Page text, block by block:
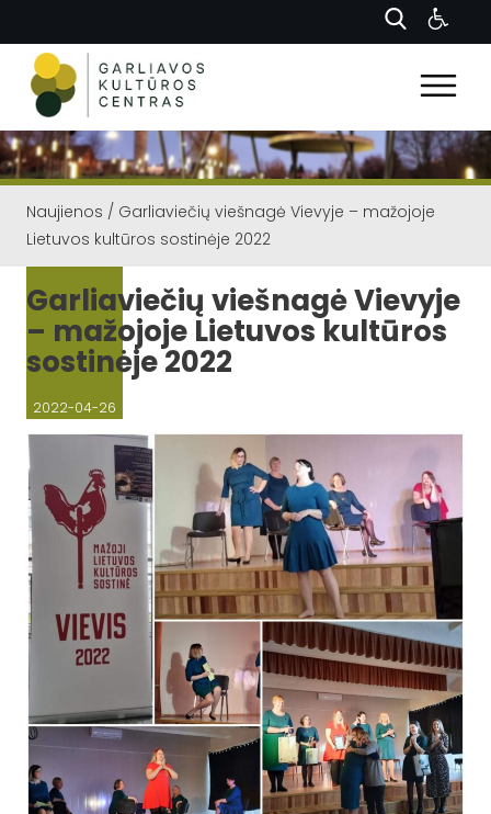
Naujienos / Garliaviečių viešnagė Vievyje – mažojoje
Lietuvos kultūros sostinėje 2022
Garliaviečių viešnagė Vievyje
– mažojoje Lietuvos kultūros
sostinėje 2022
2022-04-26